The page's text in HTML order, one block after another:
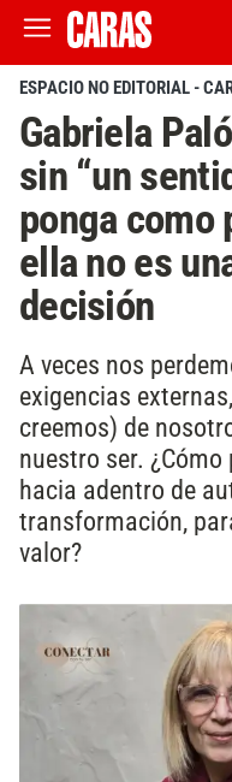
ESPACIO NO EDITORIAL -
Gabriela
sin “un
ponga como
ella no es
decisión
A veces nos
exigencias
creemos) de
nuestro ser.
hacia adentro de
transformación,
valor?